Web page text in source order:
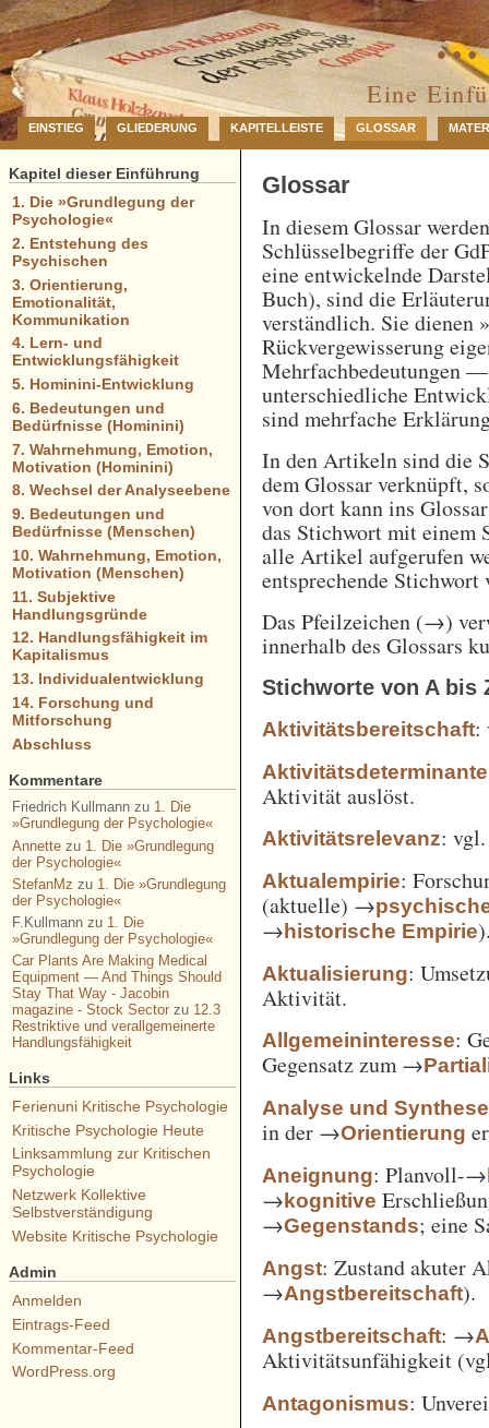
…
Eine
EINSTIEG GLIEDERUNG KAPITELLEISTE GLOSSAR
Glossar
In diesem Glossar
Schlüsselbegriffe der
eine entwickelnde
Buch), sind die
verständlich. Sie dienen
Rückvergewisserung
Mehrfachbedeutungen
unterschiedliche
sind mehrfache
In den Artikeln sind die
dem Glossar verknüpft,
von dort kann ins
das Stichwort mit einem
alle Artikel aufgerufen
entsprechende Stichwort
Das Pfeilzeichen (→)
innerhalb des Glossars
Stichworte von A bis
Aktivitätsbereitschaft:
Aktivitätsdeterminante
Aktivität auslöst.
Aktivitätsrelevanz:
Aktualempirie:
(aktuelle) →
→historische Empirie
Aktualisierung:
Aktivität.
Allgemeininteresse:
Gegensatz zum →
Analyse und Synthese
in der →Orientierung
Aneignung: Planvoll-→
→kognitive
→Gegenstands; eine
Angst: Zustand akuter
→Angstbereitschaft).
Angstbereitschaft: →
Aktivitätsunfähigkeit
Antagonismus:
Kapitel dieser Einführung
1. Die »Grundlegung der
Psychologie«
2. Entstehung des
Psychischen
3. Orientierung,
Emotionalität,
Kommunikation
4. Lern- und
Entwicklungsfähigkeit
5. Hominini-Entwicklung
6. Bedeutungen und
Bedürfnisse (Hominini)
7. Wahrnehmung, Emotion,
Motivation (Hominini)
8. Wechsel der Analyseebene
9. Bedeutungen und
Bedürfnisse (Menschen)
10. Wahrnehmung, Emotion,
Motivation (Menschen)
11. Subjektive
Handlungsgründe
12. Handlungsfähigkeit im
Kapitalismus
13. Individualentwicklung
14. Forschung und
Mitforschung
Abschluss
Kommentare
Friedrich Kullmannzu 1. Die
»Grundlegung der Psychologie«
Annettezu 1. Die »Grundlegung
der Psychologie«
StefanMz zu 1. Die »Grundlegung
der Psychologie«
F.Kullmannzu 1. Die
»Grundlegung der Psychologie«
Car Plants Are Making Medical
Equipment — And Things Should
Stay That Way - Jacobin
magazine - Stock Sectorzu 12.3
Restriktive und verallgemeinerte
Handlungsfähigkeit
Links
Ferienuni Kritische Psychologie
Kritische Psychologie Heute
Linksammlung zur Kritischen
Psychologie
Netzwerk Kollektive
Selbstverständigung
Website Kritische Psychologie
Admin
Anmelden
Eintrags-Feed
Kommentar-Feed
WordPress.org